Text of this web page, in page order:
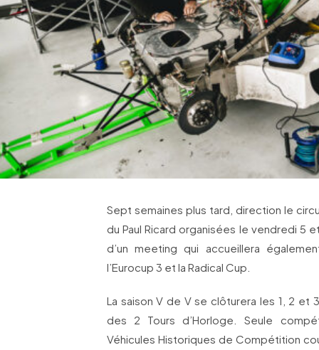
Sept semaines plus tard, direction le
du Paul Ricard organisées le vendredi 5
d’un meeting qui accueillera
l’Eurocup 3 et la Radical Cup.
La saison V de V se clôturera les 1, 2 et
des 2 Tours d’Horloge. Seule
Véhicules Historiques de Compétition